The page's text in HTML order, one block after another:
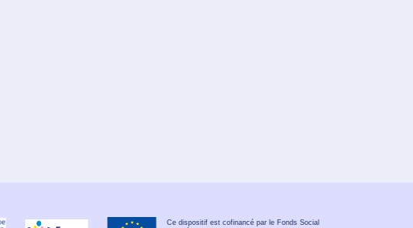
Ce dispositif est cofinancé par le Fonds Social